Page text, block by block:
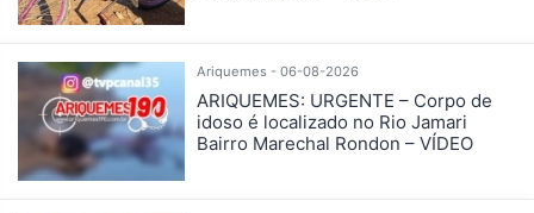
Ariquemes - 06-08-2026
ARIQUEMES: URGENTE – Corpo de
idoso é localizado no Rio Jamari
Bairro Marechal Rondon – VÍDEO